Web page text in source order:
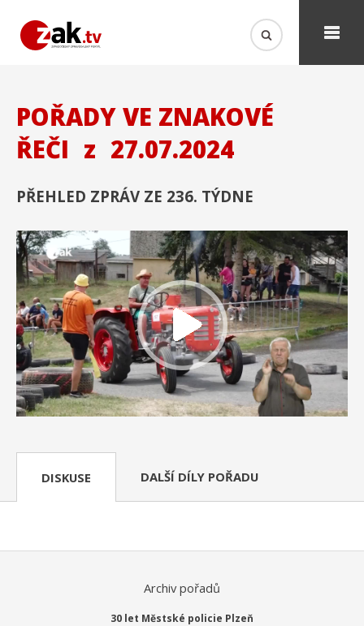
POŘADY VE ZNAKOVÉ
ŘEČI z 27.07.2024
PŘEHLED ZPRÁV ZE 236. TÝDNE
DISKUSE DALŠÍ DÍLY POŘADU
Archiv pořadů
30 let Městské policie Plzeň